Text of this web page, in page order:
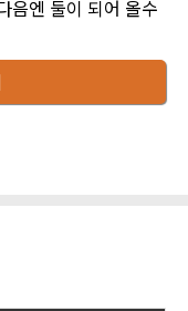
음엔 둘이 되어 올수